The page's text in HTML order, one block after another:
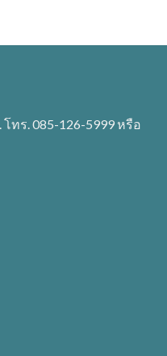
โทร. 085-126-5999 หรือ